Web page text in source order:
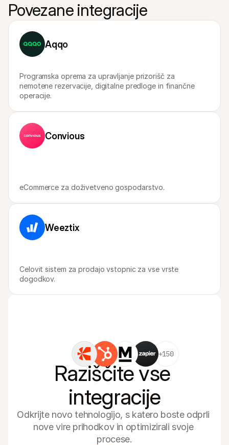
Povezane integracije
Aqqo
Programska oprema za upravljanje prizorišč za
nemotene rezervacije, digitalne predloge in finančne
operacije.
Convious
eCommerce za doživetveno gospodarstvo.
Weeztix
Celovit sistem za prodajo vstopnic za vse vrste
dogodkov.
+150
Raziščite vse
integracije
Odkrijte novo tehnologijo, s katero boste odprli
nove vire prihodkov in optimizirali svoje
procese.
Ugotovite, zakaj se Mollie pojavlja na vašem bančnem
izpisku
Za stranke Mollie
Povežite se z našo ekipo za podporo strankam
Kontaktirajte prodajo
Odkrijte, kako lahko pomagamo vašemu podjetju